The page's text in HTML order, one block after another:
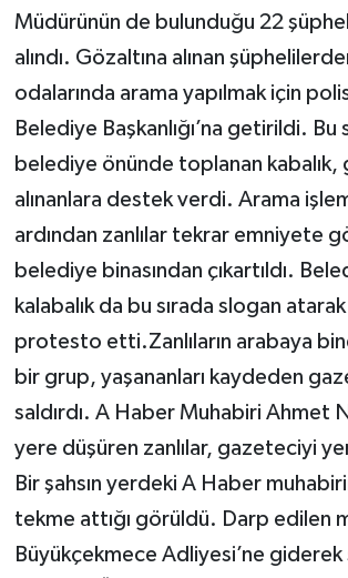
Müdürünün de bulunduğu 22
alındı. Gözaltına alınan
odalarında arama yapılmak için
Belediye Başkanlığı’na getirildi. Bu
belediye önünde toplanan kabalık,
alınanlara destek verdi. Arama
ardından zanlılar tekrar emniyete
belediye binasından çıkartıldı.
kalabalık da bu sırada slogan
protesto etti.Zanlıların arabaya
bir grup, yaşananları kaydeden
saldırdı. A Haber Muhabiri Ahmet
yere düşüren zanlılar, gazeteciyi
Bir şahsın yerdeki A Haber
tekme attığı görüldü. Darp edilen
Büyükçekmece Adliyesi’ne